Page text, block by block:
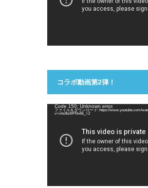
コラボ動画第2弾！
動 Code 150: Unknown error.
ファイルをダウンロード: https://www.youtube.com/
v=vhs9tzMP0n4&_=2